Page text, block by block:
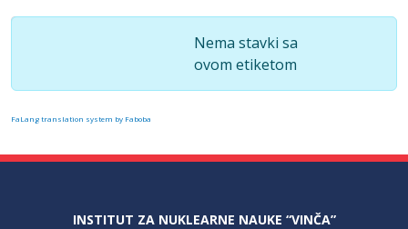
Prikaži broj
Info
Nema stavki sa
ovom etiketom
FaLang translation system by Faboba
INSTITUT ZA NUKLEARNE NAUKE “VINČA”